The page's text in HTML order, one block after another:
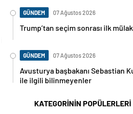
GÜNDEM 07 Ağustos 2026
Trump’tan seçim sonrası ilk
GÜNDEM 07 Ağustos 2026
Avusturya başbakanı Sebastian
ile ilgili bilinmeyenler
KATEGORİNİN POPÜLERLERİ